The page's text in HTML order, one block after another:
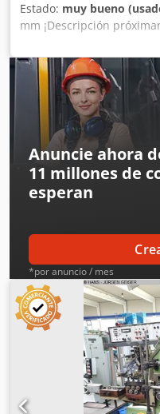
Estado: muy bueno
mm ¡Descripción
Anuncie ahora
11 millones de
esperan
*por anuncio / mes